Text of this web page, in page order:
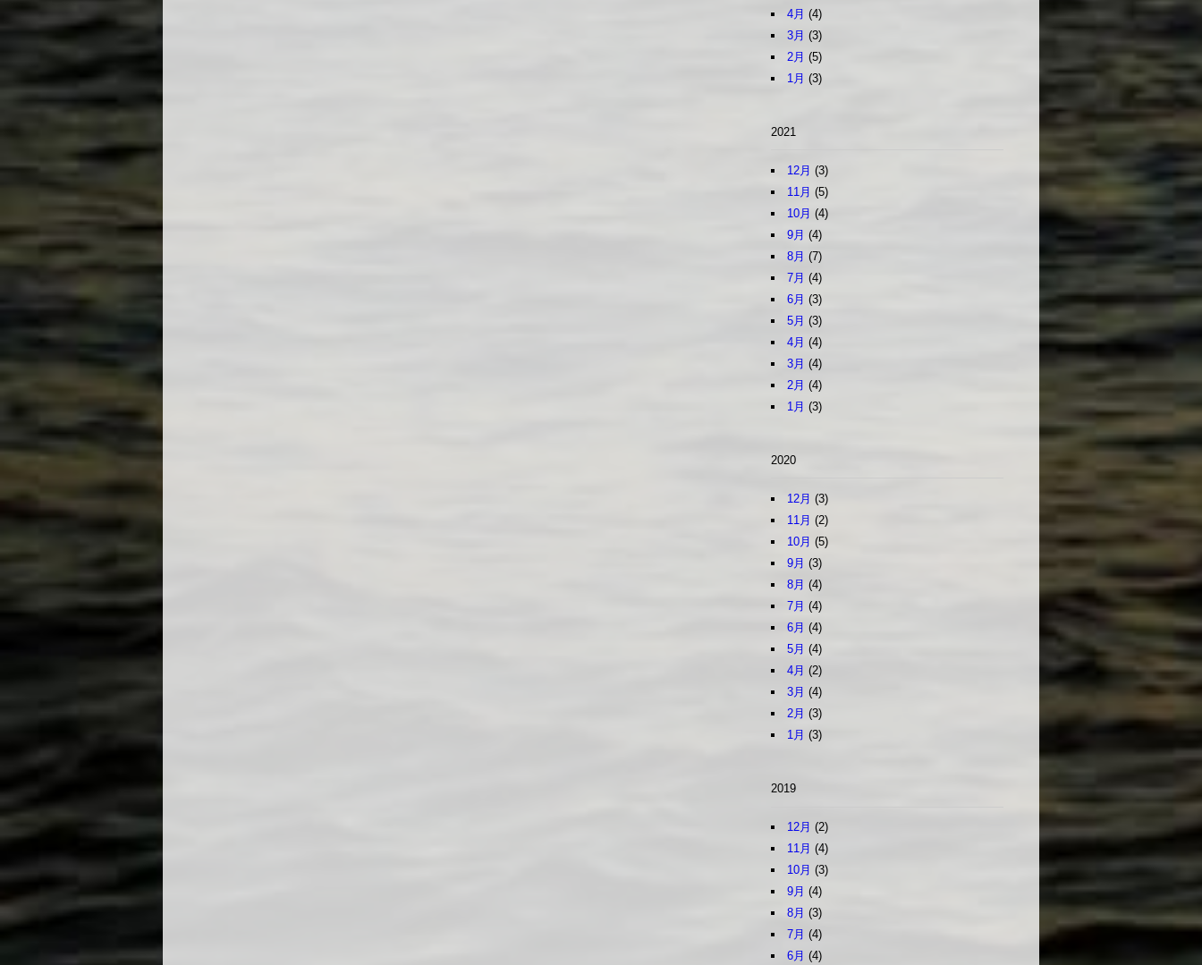
4月 (4)
3月 (3)
2月 (5)
1月 (3)
2021
12月 (3)
11月 (5)
10月 (4)
9月 (4)
8月 (7)
7月 (4)
6月 (3)
5月 (3)
4月 (4)
3月 (4)
2月 (4)
1月 (3)
2020
12月 (3)
11月 (2)
10月 (5)
9月 (3)
8月 (4)
7月 (4)
6月 (4)
5月 (4)
4月 (2)
3月 (4)
2月 (3)
1月 (3)
2019
12月 (2)
11月 (4)
10月 (3)
9月 (4)
8月 (3)
7月 (4)
6月 (4)